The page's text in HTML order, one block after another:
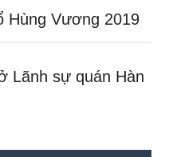
Hùng Vương 2019
Lãnh sự quán Hàn